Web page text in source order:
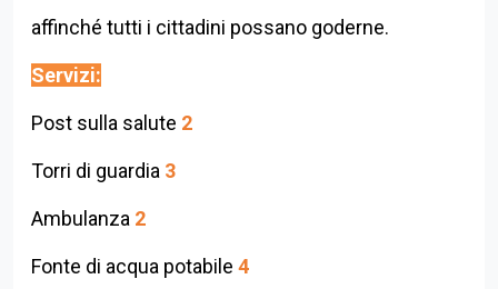
affinché tutti i cittadini possano goderne.
Servizi:
Post sulla salute 2
Torri di guardia 3
Ambulanza 2
Fonte di acqua potabile 4